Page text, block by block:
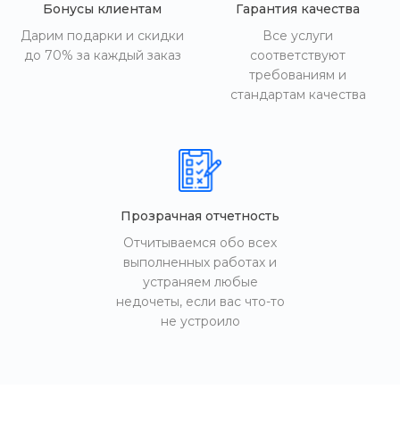
Бонусы клиентам
Дарим подарки и скидки
до 70% за каждый заказ
Гарантия качества
Все услуги
соответствуют
требованиям и
стандартам качества
Прозрачная отчетность
Отчитываемся обо всех
выполненных работах и
устраняем любые
недочеты, если вас что-то
не устроило